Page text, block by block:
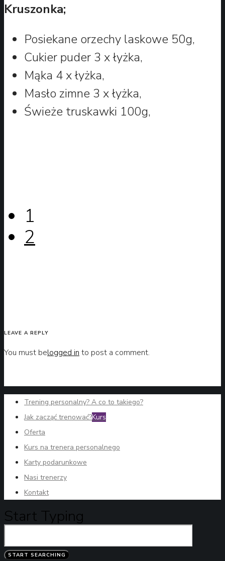
Kruszonka;
Posiekane orzechy laskowe 50g,
Cukier puder 3 x łyżka,
Mąka 4 x łyżka,
Masło zimne 3 x łyżka,
Świeże truskawki 100g,
1
2
LEAVE A REPLY
You must belogged in to post a comment.
Trening personalny? A co to takiego?
Jak zacząć trenować?Kurs
Oferta
Kurs na trenera personalnego
Karty podarunkowe
Nasi trenerzy
Kontakt
Start Typing